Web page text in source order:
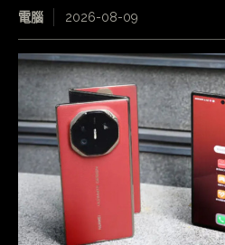
電腦 2026-08-09